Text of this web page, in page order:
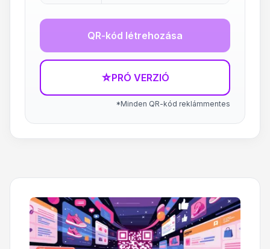
QR-kód létrehozása
☆PRÓ VERZIÓ
*Minden QR-kód reklámmentes